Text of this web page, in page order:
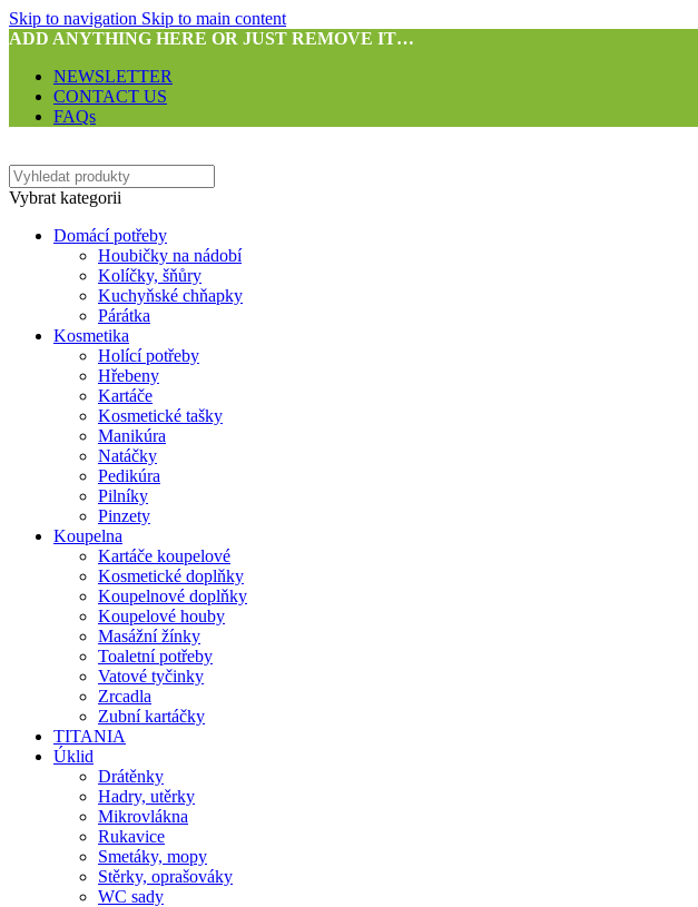
Skip to navigation Skip to main content
ADD ANYTHING HERE OR JUST REMOVE IT…
NEWSLETTER
CONTACT US
FAQs
Vybrat kategorii
Domácí potřeby
Houbičky na nádobí
Kolíčky, šňůry
Kuchyňské chňapky
Párátka
Kosmetika
Holící potřeby
Hřebeny
Kartáče
Kosmetické tašky
Manikúra
Natáčky
Pedikúra
Pilníky
Pinzety
Koupelna
Kartáče koupelové
Kosmetické doplňky
Koupelnové doplňky
Koupelové houby
Masážní žínky
Toaletní potřeby
Vatové tyčinky
Zrcadla
Zubní kartáčky
TITANIA
Úklid
Drátěnky
Hadry, utěrky
Mikrovlákna
Rukavice
Smetáky, mopy
Stěrky, oprašováky
WC sady